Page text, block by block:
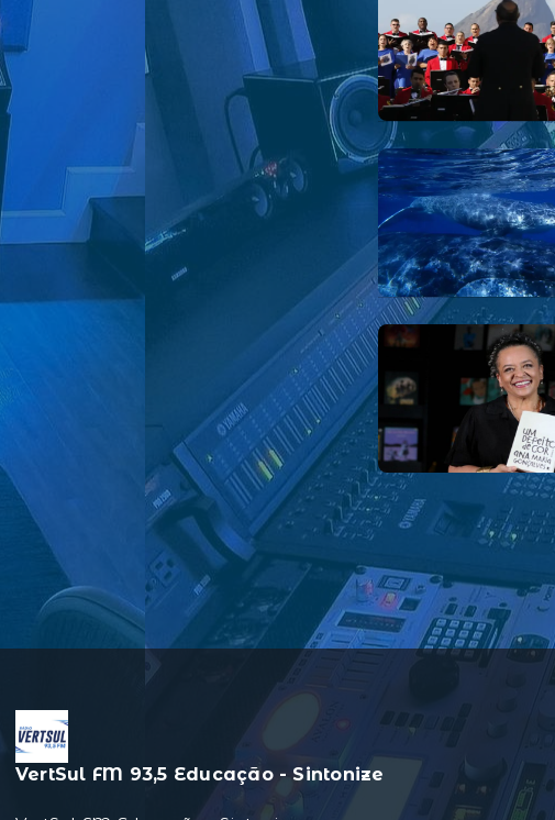
VertSul FM 93,5 Educação - Sintonize